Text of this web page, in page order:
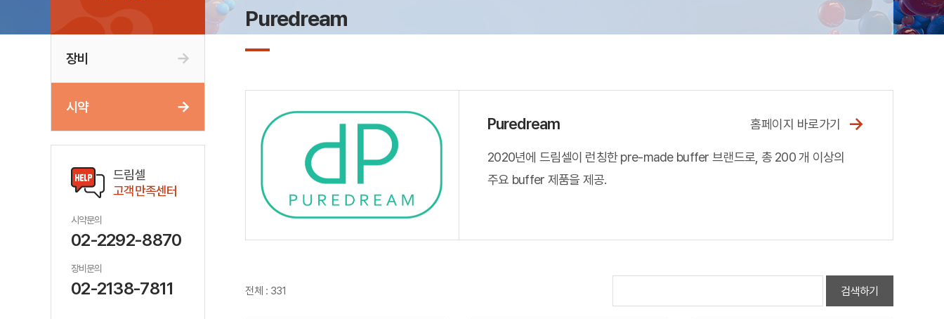
장비
시약
드림셀
고객만족센터
시약문의
02-2292-8870
장비문의
02-2138-7811
Puredream
Puredream
2020년에 드림셀이 런칭한 pre-made buffer 브랜드로, 총 200 개 이상의
주요 buffer 제품을 제공.
홈페이지 바로가기 →
전체 : 331 검색하기